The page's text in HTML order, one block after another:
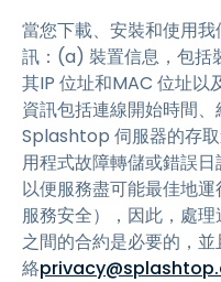
當您下載、安裝和使用
訊：(a) 裝置信息，包括
其IP 位址和MAC 位址
資訊包括連線開始時間
Splashtop 伺服器的存
用程式故障轉儲或錯誤
以便服務盡可能最佳地
服務安全），因此，處
之間的合約是必要的，
絡